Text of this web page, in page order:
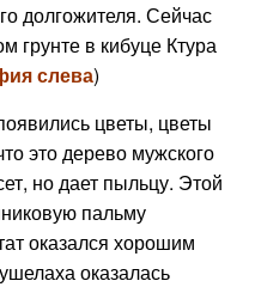
долгожителя. Сейчас
грунте в кибуце Ктура
слева)
цветы, цветы
это дерево мужского
но дает пыльцу. Этой
пальму
оказался хорошим
оказалась